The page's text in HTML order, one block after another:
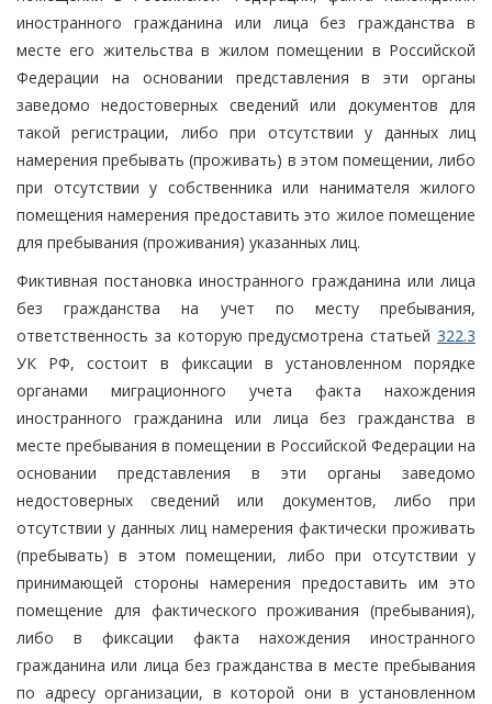
иностранного гражданина или лица без гражданства в
месте его жительства в жилом помещении в Российской
Федерации на основании представления в эти органы
заведомо недостоверных сведений или документов для
такой регистрации, либо при отсутствии у данных лиц
намерения пребывать (проживать) в этом помещении, либо
при отсутствии у собственника или нанимателя жилого
помещения намерения предоставить это жилое помещение
для пребывания (проживания) указанных лиц.
Фиктивная постановка иностранного гражданина или лица
без гражданства на учет по месту пребывания,
ответственность за которую предусмотрена статьей 322.3
УК РФ, состоит в фиксации в установленном порядке
органами миграционного учета факта нахождения
иностранного гражданина или лица без гражданства в
месте пребывания в помещении в Российской Федерации на
основании представления в эти органы заведомо
недостоверных сведений или документов, либо при
отсутствии у данных лиц намерения фактически проживать
(пребывать) в этом помещении, либо при отсутствии у
принимающей стороны намерения предоставить им это
помещение для фактического проживания (пребывания),
либо в фиксации факта нахождения иностранного
гражданина или лица без гражданства в месте пребывания
по адресу организации, в которой они в установленном